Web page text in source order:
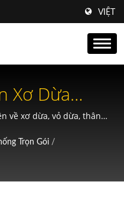
VIỆT
Xơ Dừa
Vật Liệu
về xơ dừa, vỏ dừa, thân
Trọn Gói /